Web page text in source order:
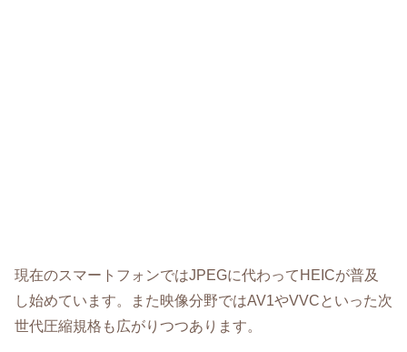
現在のスマートフォンではJPEGに代わってHEICが普及
し始めています。また映像分野ではAV1やVVCといった次
世代圧縮規格も広がりつつあります。